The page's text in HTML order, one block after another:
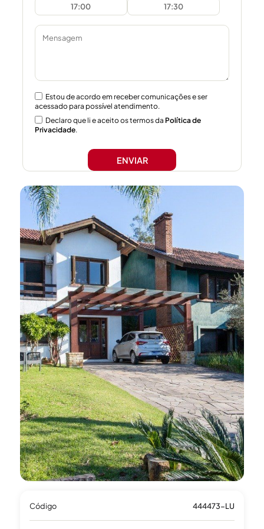
17:00
17:30
Estou de acordo em receber comunicações e ser
acessado para possível atendimento.
Declaro que li e aceito os termos da Política de
Privacidade.
Código 444473-LU